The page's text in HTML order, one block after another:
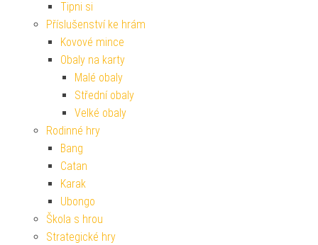
Tipni si
Příslušenství ke hrám
Kovové mince
Obaly na karty
Malé obaly
Střední obaly
Velké obaly
Rodinné hry
Bang
Catan
Karak
Ubongo
Škola s hrou
Strategické hry